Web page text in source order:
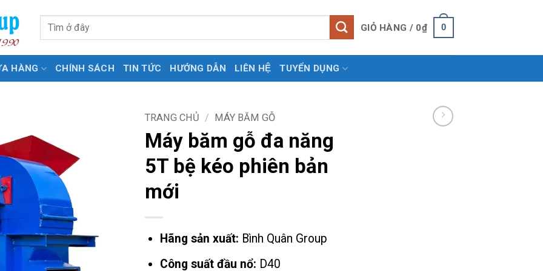
Tìm
GIỎ HÀNG / 0₫ 0
HÀNG CHÍNH SÁCH TIN TỨC HƯỚNG DẪN LIÊN HỆ TUYỂN DỤNG
TRANG CHỦ / MÁY BĂM GỖ
Máy băm gỗ đa năng
5T bệ kéo phiên bản
mới
Hãng sản xuất: Bình Quân Group
Công suất đầu nổ: D40